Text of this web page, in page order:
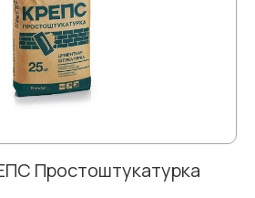
Простоштукатурка